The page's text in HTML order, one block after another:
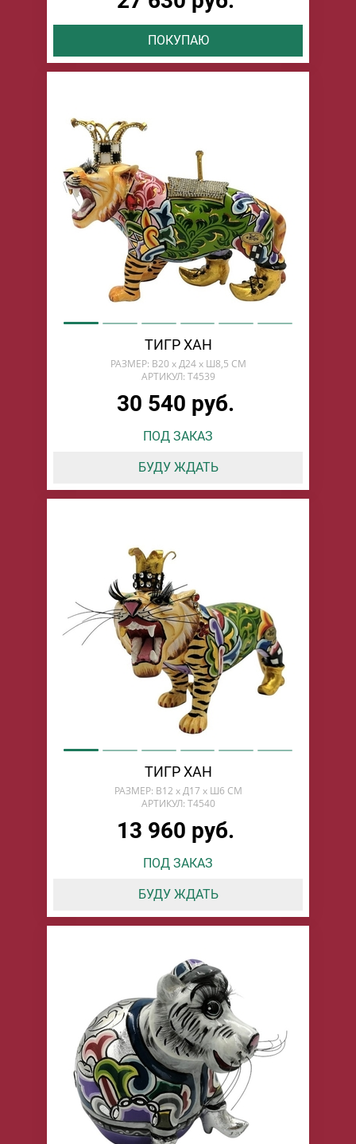
ПОКУПАЮ
ТИГР ХАН
РАЗМЕР: В20 х Д24 х Ш8,5 СМ
АРТИКУЛ: T4539
30 540 руб.
ПОД ЗАКАЗ
БУДУ ЖДАТЬ
ТИГР ХАН
РАЗМЕР: В12 х Д17 х Ш6 СМ
АРТИКУЛ: T4540
13 960 руб.
ПОД ЗАКАЗ
БУДУ ЖДАТЬ